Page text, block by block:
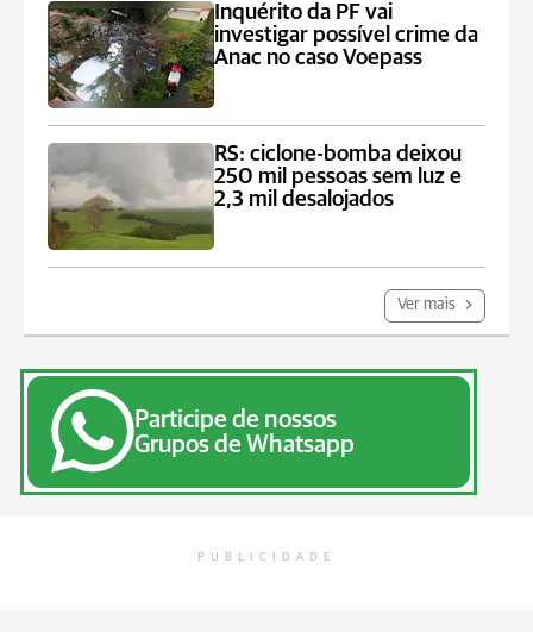
Inquérito da PF vai
investigar possível crime da
Anac no caso Voepass
RS: ciclone-bomba deixou
250 mil pessoas sem luz e
2,3 mil desalojados
Ver mais
Participe de nossos
Grupos de Whatsapp
PUBLICIDADE